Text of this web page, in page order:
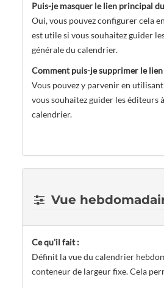
Puis-je masquer le lien principal
Oui, vous pouvez configurer cela
est utile si vous souhaitez guider
générale du calendrier.
Comment puis-je supprimer le
Vous pouvez y parvenir en
vous souhaitez guider les éditeurs
calendrier.
Vue
Ce qu'il fait :
Définit la vue du calendrier
conteneur de largeur fixe. Cela